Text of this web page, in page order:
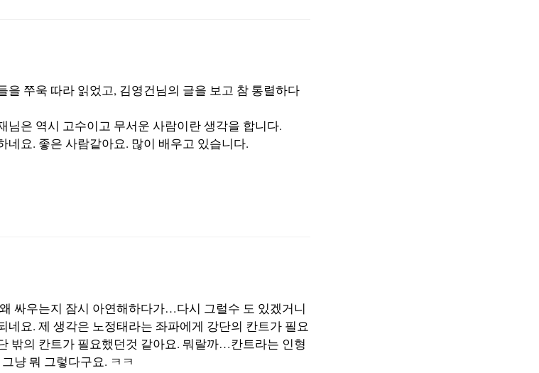
을 쭈욱 따라 읽었고, 김영건님의 글을 보고 참 통렬하다
님은 역시 고수이고 무서운 사람이란 생각을 합니다.
네요. 좋은 사람같아요. 많이 배우고 있습니다.
싸우는지 잠시 아연해하다가…다시 그럴수 도 있겠거니
요. 제 생각은 노정태라는 좌파에게 강단의 칸트가 필요
밖의 칸트가 필요했던것 같아요. 뭐랄까…칸트라는 인형
냥 뭐 그렇다구요. ㅋㅋ